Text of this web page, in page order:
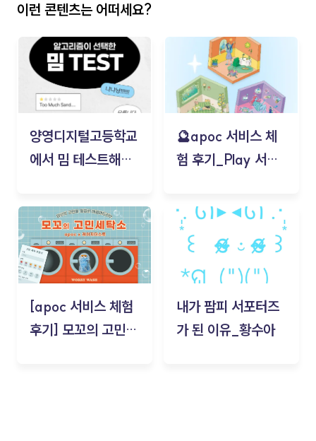
이런 콘텐츠는 어떠세요?
양영디지털고등학교
에서 밈 테스트해보
🔮apoc 서비스 체
험 후기_Play 서비
김태현
[apoc 서비스 체험
후기] 모꼬의 고민세
내가 팜피 서포터즈
가 된 이유_황수아